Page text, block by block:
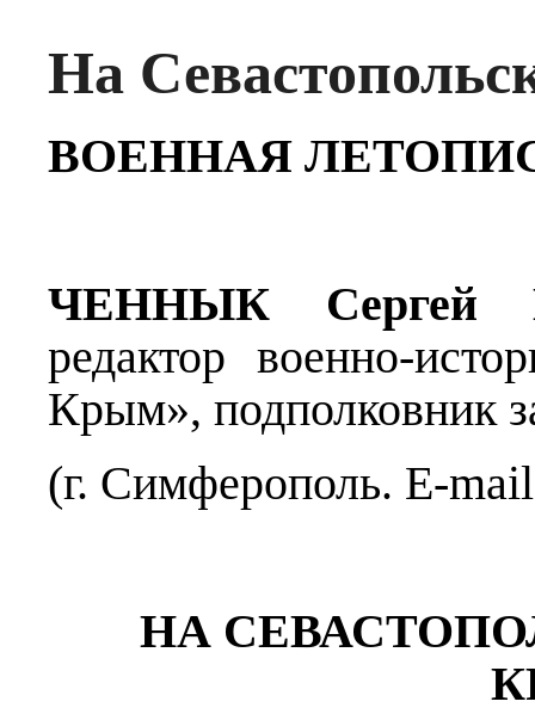
На
ВОЕННАЯ
ЧЕННЫК Сергей
редактор военно-
Крым», подполковник
(г. Симферополь. E-
НА